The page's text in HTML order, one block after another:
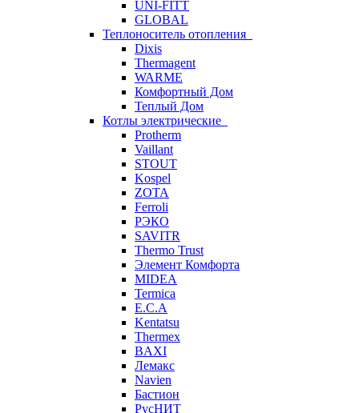
UNI-FITT
GLOBAL
Теплоноситель отопления
Dixis
Thermagent
WARME
Комфортный Дом
Теплый Дом
Котлы электрические
Protherm
Vaillant
STOUT
Kospel
ZOTA
Ferroli
РЭКО
SAVITR
Thermo Trust
Элемент Комфорта
MIDEA
Termica
E.C.A
Kentatsu
Thermex
BAXI
Лемакс
Navien
Бастион
РусНИТ